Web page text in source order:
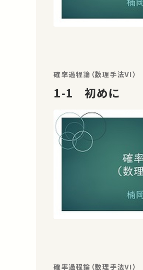
確率過程論（数理手法VI）
1-1 初めに
確率過程論（数理手法VI）